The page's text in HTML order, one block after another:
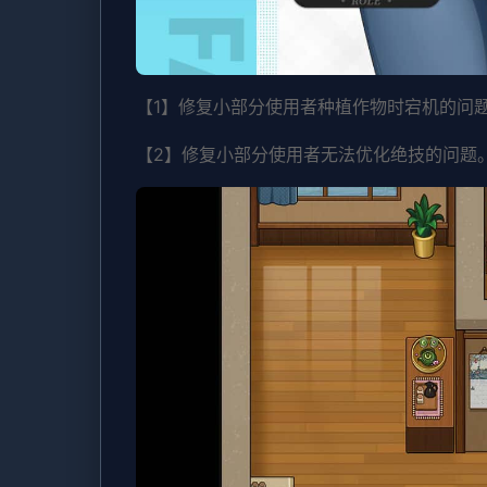
【1】修复小部分使用者种植作物时宕机的问
【2】修复小部分使用者无法优化绝技的问题